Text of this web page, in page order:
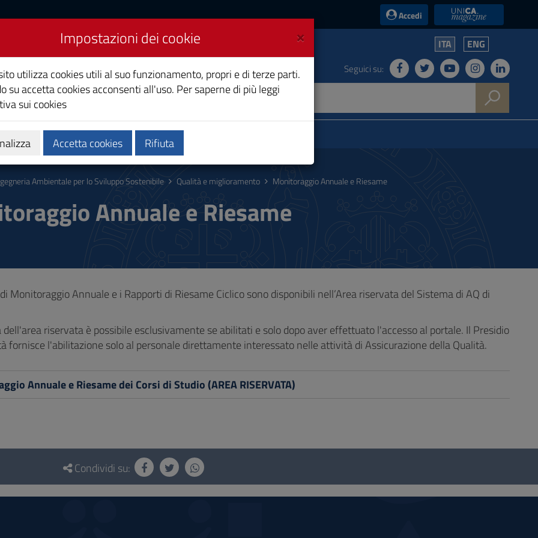
Accedi UniCA News
per lo Sviluppo ITA ENG
Seguici su:
Calendari e orari Qualità e miglioramento
Ambientale per lo Sviluppo Sostenibile Qualità e miglioramento Monitoraggio Annuale e Riesame
Annuale e Riesame
Monitoraggio Annuale e i Rapporti di Riesame Ciclico sono disponibili nell’Area riservata del Sistema di AQ di
riservata è possibile esclusivamente se abilitati e solo dopo aver effettuato l'accesso al portale. Il Presidio
fornisce l'abilitazione solo al personale direttamente interessato nelle attività di Assicurazione della Qualità.
Annuale e Riesame dei Corsi di Studio (AREA RISERVATA)
Condividi su:
×
Impostazioni dei cookie
utilizza cookies utili al suo funzionamento, propri e di terze parti.
su accetta cookies acconsenti all'uso. Per saperne di più leggi
sui cookies
Accetta cookies Rifiuta